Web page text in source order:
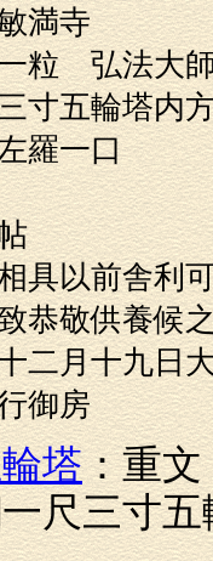
寺
弘法大師
輪塔内方
一口
以前舎利可
敬供養候
十九日大
御房
塔：重文
寸五輪